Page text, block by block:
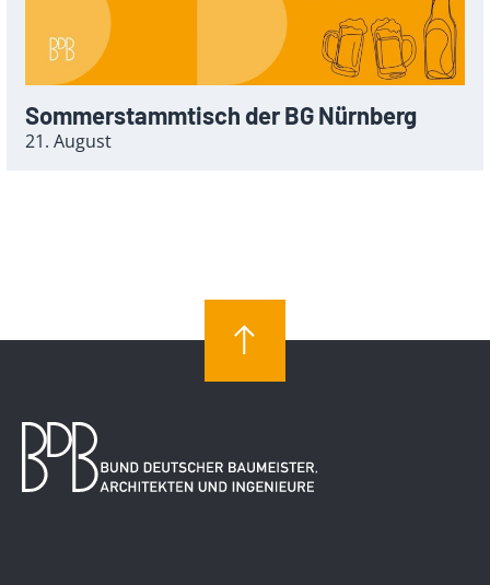
Sommerstammtisch der BG Nürnberg
21. August